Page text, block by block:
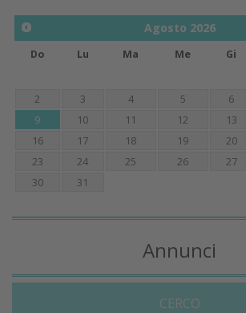
Agosto 2026
Do Lu Ma Me Gi
2
3 4 5 6
9
10 11 12 13
16
17 18 19 20
23
24 25 26 27
30
31
Annunci
CERCO